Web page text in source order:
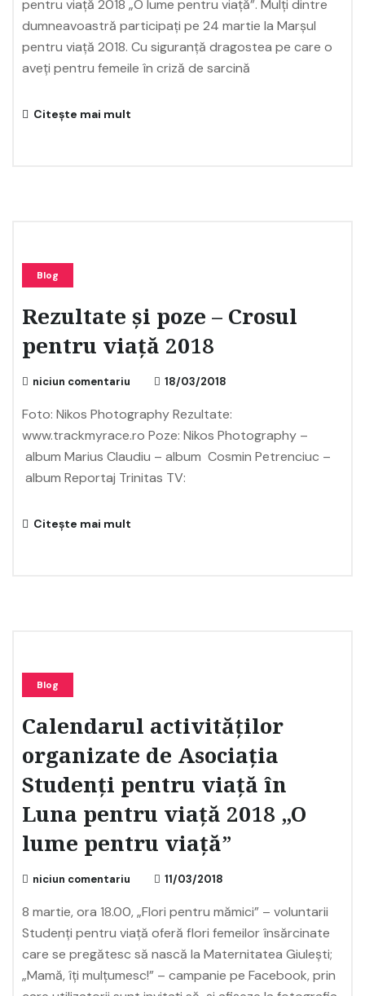
pentru viață 2018 „O lume pentru viață”. Mulți dintre
dumneavoastră participați pe 24 martie la Marșul
pentru viață 2018. Cu siguranță dragostea pe care o
aveți pentru femeile în criză de sarcină
Citește mai mult
Blog
Rezultate și poze – Crosul
pentru viață 2018
niciun comentariu 18/03/2018
Foto: Nikos Photography Rezultate:
www.trackmyrace.ro Poze: Nikos Photography –
album Marius Claudiu – album Cosmin Petrenciuc –
album Reportaj Trinitas TV:
Citește mai mult
Blog
Calendarul activităților
organizate de Asociația
Studenți pentru viață în
Luna pentru viață 2018 „O
lume pentru viață”
niciun comentariu 11/03/2018
8 martie, ora 18.00, „Flori pentru mămici” – voluntarii
Studenți pentru viață oferă flori femeilor însărcinate
care se pregătesc să nască la Maternitatea Giulești;
„Mamă, îți mulțumesc!” – campanie pe Facebook, prin